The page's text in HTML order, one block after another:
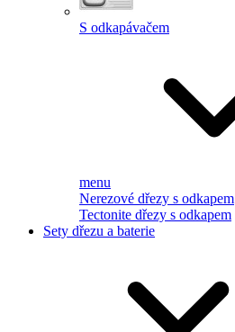
S odkapávačem
menu
Nerezové dřezy s odkapem
Tectonite dřezy s odkapem
Sety dřezu a baterie